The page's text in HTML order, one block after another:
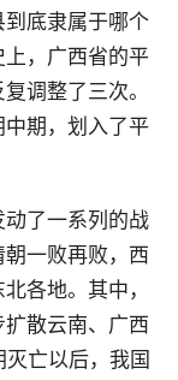
底隶属于哪个
，广西省的平
调整了三次。
期，划入了平
了一系列的战
一败再败，西
各地。其中，
散云南、广西
亡以后，我国